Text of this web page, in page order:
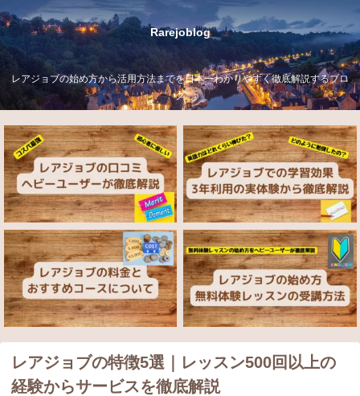
Rarejoblog
レアジョブの始め方から活用方法までを日本一わかりやすく徹底解説するブロ
グ
レアジョブの特徴5選｜レッスン500回以上の
経験からサービスを徹底解説